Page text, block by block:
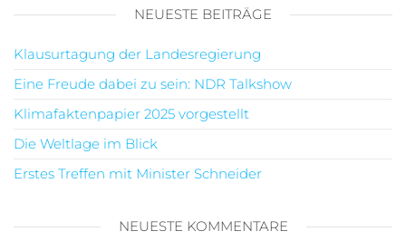
NEUESTE BEITRÄGE
Klausurtagung der Landesregierung
Eine Freude dabei zu sein: NDR Talkshow
Klimafaktenpapier 2025 vorgestellt
Die Weltlage im Blick
Erstes Treffen mit Minister Schneider
NEUESTE KOMMENTARE